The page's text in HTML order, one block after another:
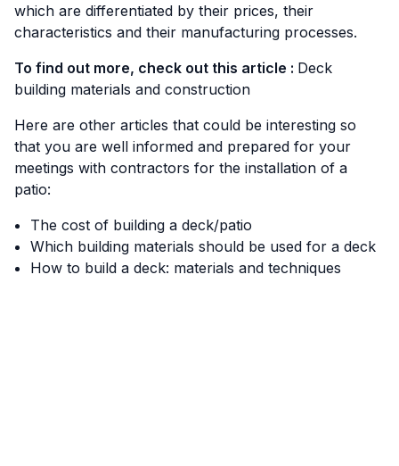
which are differentiated by their prices, their
characteristics and their manufacturing processes.
To find out more, check out this article : Deck
building materials and construction
Here are other articles that could be interesting so
that you are well informed and prepared for your
meetings with contractors for the installation of a
patio:
The cost of building a deck/patio
Which building materials should be used for a deck
How to build a deck: materials and techniques